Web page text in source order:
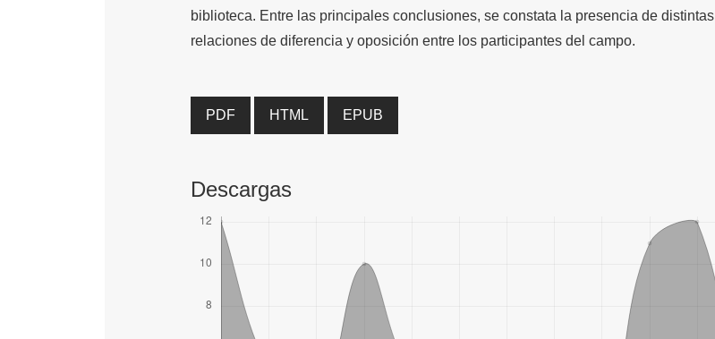
biblioteca. Entre las principales conclusiones, se constata la presencia de distintas
relaciones de diferencia y oposición entre los participantes del campo.
PDF HTML EPUB
Descargas